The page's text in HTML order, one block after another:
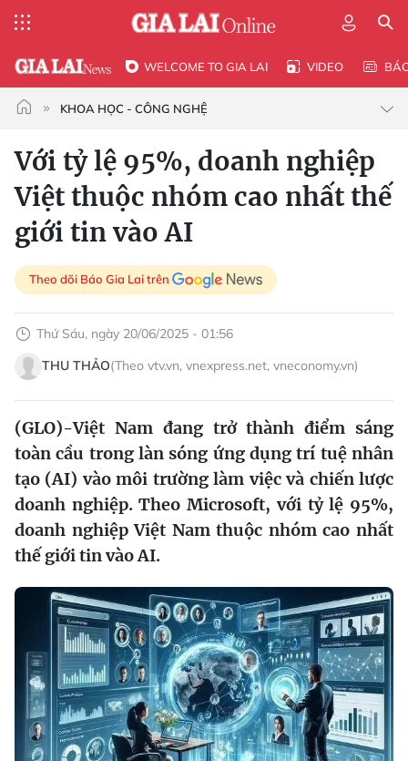
WELCOME TO GIA LAI VIDEO
KHOA HỌC - CÔNG NGHỆ
Với tỷ lệ 95%, doanh nghiệp
Việt thuộc nhóm cao nhất thế
giới tin vào AI
Theo dõi Báo Gia Lai trên
Thứ Sáu, ngày 20/06/2025 - 01:56
THU THẢO(Theo vtv.vn, vnexpress.net, vneconomy.vn)
(GLO)-Việt Nam đang trở thành điểm sáng
toàn cầu trong làn sóng ứng dụng trí tuệ nhân
tạo (AI) vào môi trường làm việc và chiến lược
doanh nghiệp. Theo Microsoft, với tỷ lệ 95%,
doanh nghiệp Việt Nam thuộc nhóm cao nhất
thế giới tin vào AI.